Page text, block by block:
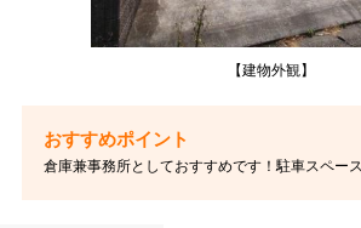
【建物外観】
倉庫兼事務所としておすすめです！駐車スペー